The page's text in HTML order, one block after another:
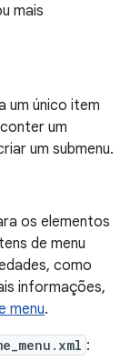
mais
um único item
um
um submenu.
os elementos
de menu
como
informações,
menu.
: